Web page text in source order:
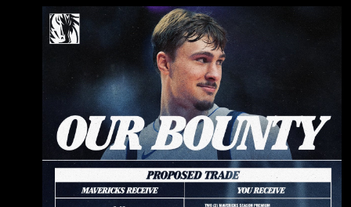
Cooper Flagg Rookie Debut Patch Autograph
Card is officially out there. If you have it, we
want it. Claim the bounty. Good luck! #MFFL 懸
賞： Cooper Flagg新秀補丁親簽卡仍逍遙在外
如果你擁有它，我們想要